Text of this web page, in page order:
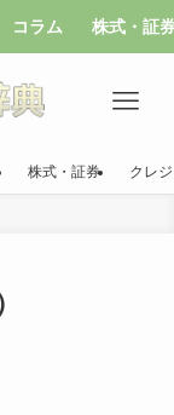
コラム 株式・証
株式・証券 クレ